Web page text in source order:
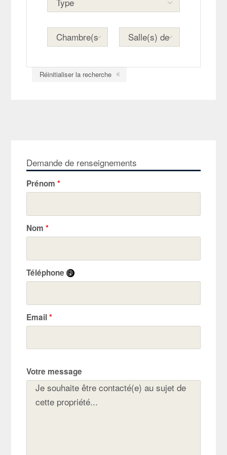
Réinitialiser la recherche
Demande de renseignements
Prénom*
Nom*
Téléphone
Email*
Votre message